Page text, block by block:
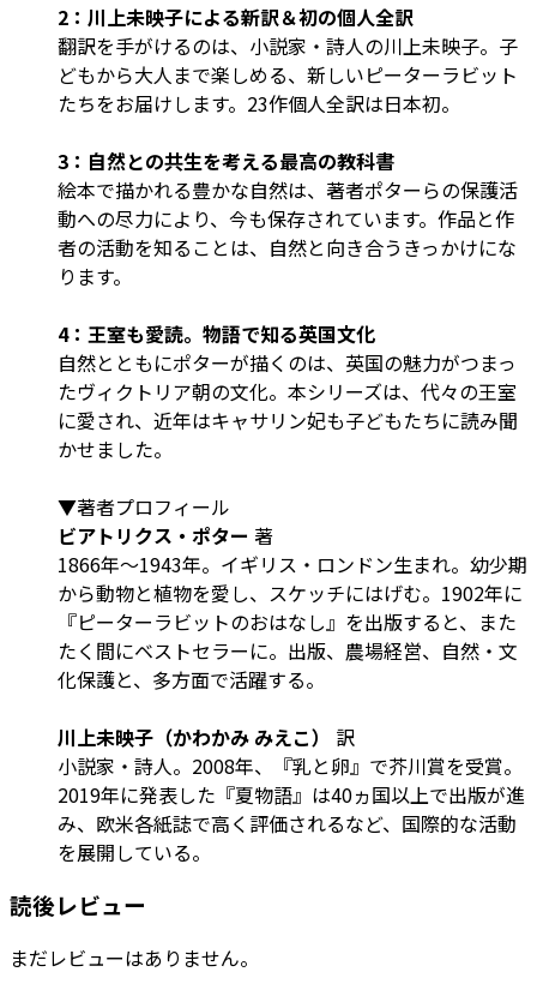
2：川上未映子による新訳＆初の個人全訳
翻訳を手がけるのは、小説家・詩人の川上未映子。子
どもから大人まで楽しめる、新しいピーターラビット
たちをお届けします。23作個人全訳は日本初。
3：自然との共生を考える最高の教科書
絵本で描かれる豊かな自然は、著者ポターらの保護活
動への尽力により、今も保存されています。作品と作
者の活動を知ることは、自然と向き合うきっかけにな
ります。
4：王室も愛読。物語で知る英国文化
自然とともにポターが描くのは、英国の魅力がつまっ
たヴィクトリア朝の文化。本シリーズは、代々の王室
に愛され、近年はキャサリン妃も子どもたちに読み聞
かせました。
▼著者プロフィール
ビアトリクス・ポター 著
1866年～1943年。イギリス・ロンドン生まれ。幼少期
から動物と植物を愛し、スケッチにはげむ。1902年に
『ピーターラビットのおはなし』を出版すると、また
たく間にベストセラーに。出版、農場経営、自然・文
化保護と、多方面で活躍する。
川上未映子（かわかみ みえこ）
訳
小説家・詩人。2008年、『乳と卵』で芥川賞を受賞。
2019年に発表した『夏物語』は40ヵ国以上で出版が進
み、欧米各紙誌で高く評価されるなど、国際的な活動
を展開している。
読後レビュー
まだレビューはありません。